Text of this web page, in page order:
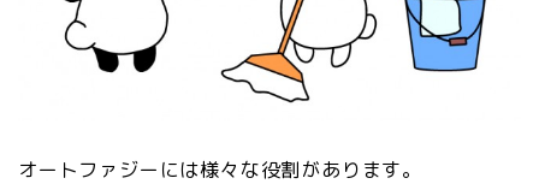
オートファジーには様々な役割があります。